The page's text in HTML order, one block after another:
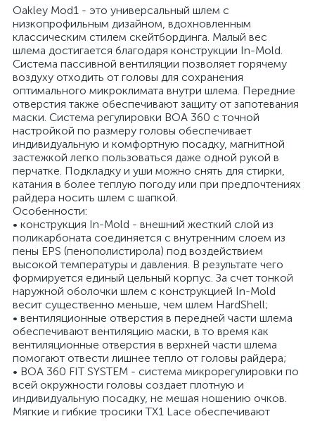
Oakley Mod1 - это универсальный шлем с
низкопрофильным дизайном, вдохновленным
классическим стилем скейтбординга. Малый вес
шлема достигается благодаря конструкции In-Mold.
Система пассивной вентиляции позволяет горячему
воздуху отходить от головы для сохранения
оптимального микроклимата внутри шлема. Передние
отверстия также обеспечивают защиту от запотевания
маски. Система регулировки BOA 360 с точной
настройкой по размеру головы обеспечивает
индивидуальную и комфортную посадку, магнитной
застежкой легко пользоваться даже одной рукой в
перчатке. Подкладку и уши можно снять для стирки,
катания в более теплую погоду или при предпочтениях
райдера носить шлем с шапкой.
Особенности:
• конструкция In-Mold - внешний жесткий слой из
поликарбоната соединяется с внутренним слоем из
пены EPS (пенополистирола) под воздействием
высокой температуры и давления. В результате чего
формируется единый цельный корпус. За счет тонкой
наружной оболочки шлем с конструкцией In-Mold
весит существенно меньше, чем шлем HardShell;
• вентиляционные отверстия в передней части шлема
обеспечивают вентиляцию маски, в то время как
вентиляционные отверстия в верхней части шлема
помогают отвести лишнее тепло от головы райдера;
• BOA 360 FIT SYSTEM - система микрорегулировки по
всей окружности головы создает плотную и
индивидуальную посадку, не мешая ношению очков.
Мягкие и гибкие тросики TX1 Lace обеспечивают